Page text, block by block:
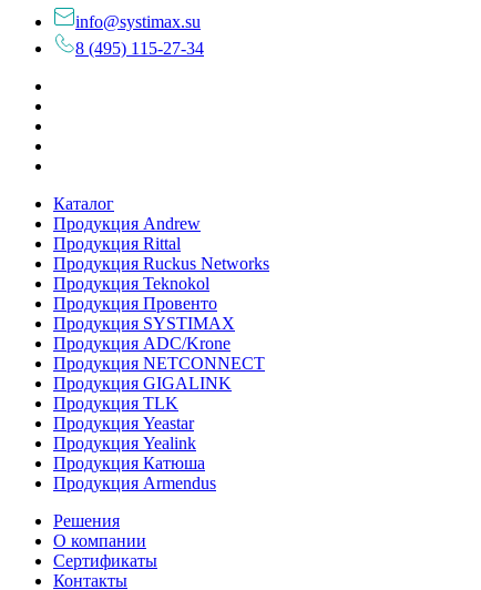
info@systimax.su
8 (495) 115-27-34
Каталог
Продукция Andrew
Продукция Rittal
Продукция Ruckus Networks
Продукция Teknokol
Продукция Провенто
Продукция SYSTIMAX
Продукция ADC/Krone
Продукция NETCONNECT
Продукция GIGALINK
Продукция TLK
Продукция Yeastar
Продукция Yealink
Продукция Катюша
Продукция Armendus
Решения
О компании
Сертификаты
Контакты